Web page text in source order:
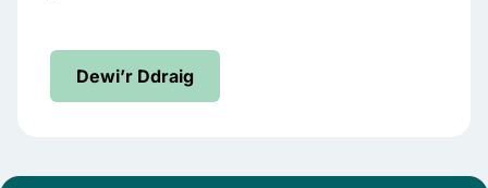
Dewi’r Ddraig